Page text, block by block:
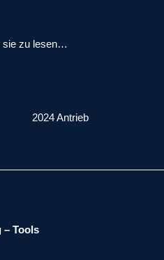
sie zu lesen…
2024 Antrieb
– Tools